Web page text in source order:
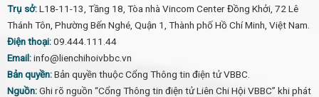
Trụ sở:L18-11-13, Tầng 18, Tòa nhà Vincom Center Đồng Khởi, 72 Lê
Thánh Tôn, Phường Bến Nghé, Quận 1, Thành phố Hồ Chí Minh, Việt Nam.
Điện thoại:09.444.111.44
Email:info@lienchihoivbbc.vn
Bản quyền:Bản quyền thuộc Cổng Thông tin điện tử VBBC.
Nguồn:Ghi rõ nguồn “Cổng Thông tin điện tử Liên Chi Hội VBBC” khi phát